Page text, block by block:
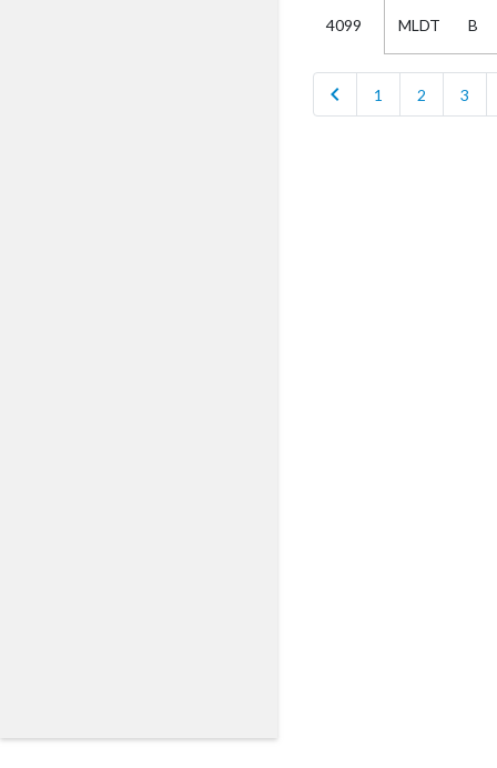
4099 MLDT B
chevron_left 1 2 3